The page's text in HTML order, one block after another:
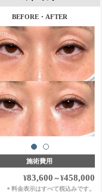
施術費用
¥83,600 ～¥458,000
＊ 料金表示はすべて税込みです。